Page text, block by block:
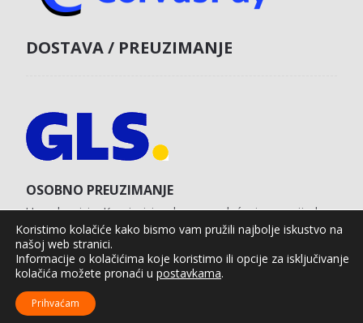
DOSTAVA / PREUZIMANJE
OSOBNO PREUZIMANJE
U poslovnici u Koprivnici s obvezom plaćanja unaprijed
karticom na web shopu.
Agro Moto Shop © 2025. Izrada web shopa:
Koristimo kolačiće kako bismo vam pružili najbolje iskustvo na
našoj web stranici.
Informacije o kolačićima koje koristimo ili opcije za isključivanje
kolačića možete pronaći u postavkama.
Prihvaćam